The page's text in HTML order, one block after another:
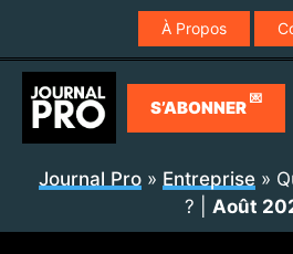
contenu
À Propos
S’ABONNER 💌
Journal Pro » Entreprise »
?
Août